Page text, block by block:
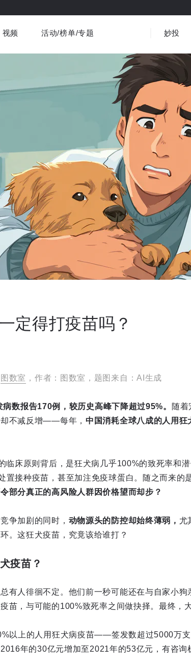
商业消费 社会文化 金融财经 出
3C数码
视频 活动/榜单/专题 妙投
定得打疫苗吗？
图数室 ，作者：图数室，题图来自：AI生成
病数报告170例，较历史高峰下降超过95%。
随
不减反增——每年， 中国消耗全球八成的人用狂
临床原则背后，是狂犬病几乎100%的致死率和
置接种疫苗，甚至加注免疫球蛋白。随之而来的
部分真正的高风险人群因价格望而却步？
争加剧的同时， 动物源头的防控却始终薄弱， 尤
。这狂犬疫苗，究竟该给谁打？
疫苗？
有人徘徊不定。他们前一秒可能还在与自家小
苗，与可能的100%致死率之间做抉择。最终，
以上的人用狂犬病疫苗——签发数超过5000万
年的30亿元增加至2021年的53亿元，有咨